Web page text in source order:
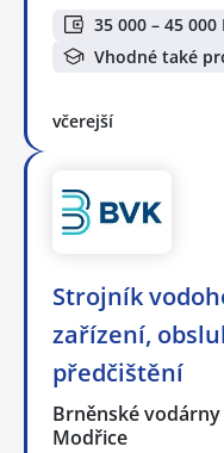
35 000 – 45 000
Vhodné také
včerejší
Strojník
zařízení,
předčištění
Brněnské
Modřice